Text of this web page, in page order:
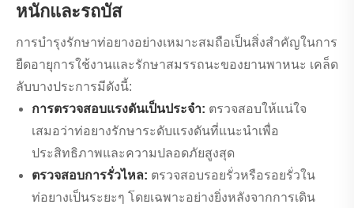
หนักและรถบัส
การบำรุงรักษาท่อยางอย่างเหมาะสมถือเป็นสิ่งสำคัญในการ
ยืดอายุการใช้งานและรักษาสมรรถนะของยานพาหนะ เคล็ด
ลับบางประการมีดังนี้:
การตรวจสอบแรงดันเป็นประจำ: ตรวจสอบให้แน่ใจ
เสมอว่าท่อยางรักษาระดับแรงดันที่แนะนำเพื่อ
ประสิทธิภาพและความปลอดภัยสูงสุด
ตรวจสอบการรั่วไหล: ตรวจสอบรอยรั่วหรือรอยรั่วใน
ท่อยางเป็นระยะๆ โดยเฉพาะอย่างยิ่งหลังจากการเดิน